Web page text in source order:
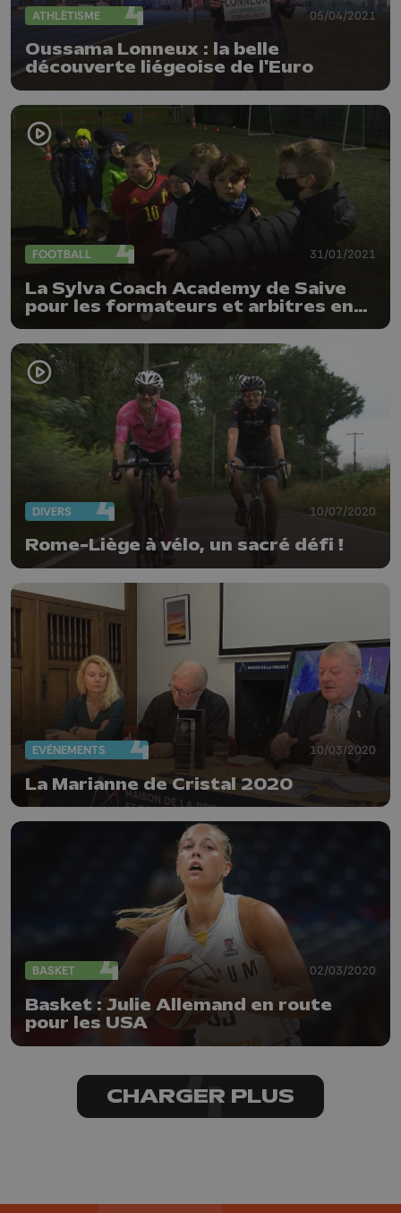
ATHLÉTISME 05/04/2021
Oussama Lonneux : la belle
découverte liégeoise de l'Euro
FOOTBALL 31/01/2021
La Sylva Coach Academy de Saive
pour les formateurs et arbitres en
herbe
DIVERS 10/07/2020
Rome-Liège à vélo, un sacré défi !
EVÈNEMENTS 10/03/2020
La Marianne de Cristal 2020
BASKET 02/03/2020
Basket : Julie Allemand en route
pour les USA
CHARGER PLUS